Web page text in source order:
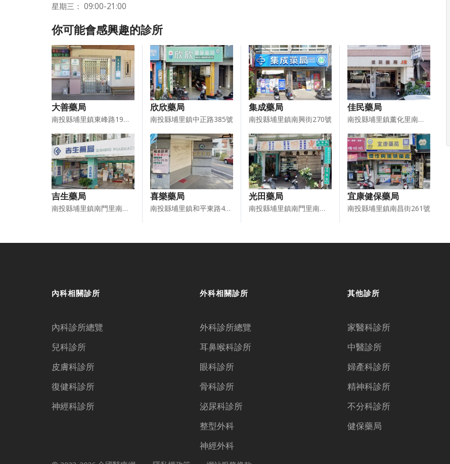
星期三： 09:00-21:00
你可能會感興趣的診所
大善藥局
南投縣埔里鎮東峰路19之1號2樓
欣欣藥局
南投縣埔里鎮中正路385號
集成藥局
南投縣埔里鎮南興街270號
佳民藥局
南投縣埔里鎮薰化里南昌街287號
吉生藥局
南投縣埔里鎮南門里南昌街145號
喜樂藥局
南投縣埔里鎮和平東路415號
光田藥局
南投縣埔里鎮南門里南榮路12號
宜康健保藥局
南投縣埔里鎮南昌街261號
內科相關診所
內科診所總覽
兒科診所
皮膚科診所
復健科診所
神經科診所
外科相關診所
外科診所總覽
耳鼻喉科診所
眼科診所
骨科診所
泌尿科診所
整型外科
神經外科
其他診所
家醫科診所
中醫診所
婦產科診所
精神科診所
不分科診所
健保藥局